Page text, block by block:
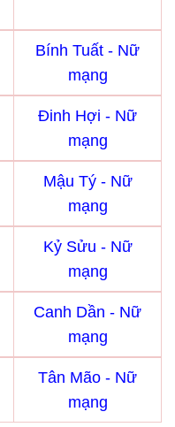
Bính Tuất - Nữ
mạng
Đinh Hợi - Nữ
mạng
Mậu Tý - Nữ
mạng
Kỷ Sửu - Nữ
mạng
Canh Dần - Nữ
mạng
Tân Mão - Nữ
mạng